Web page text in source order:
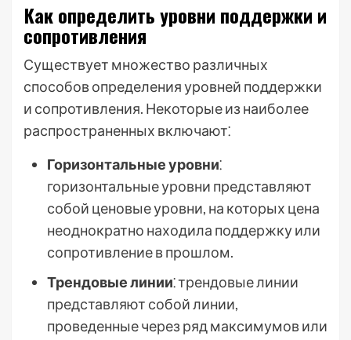
Как определить уровни поддержки и
сопротивления
Существует множество различных
способов определения уровней поддержки
и сопротивления. Некоторые из наиболее
распространенных включают⁚
Горизонтальные уровни⁚
горизонтальные уровни представляют
собой ценовые уровни, на которых цена
неоднократно находила поддержку или
сопротивление в прошлом.
Трендовые линии⁚ трендовые линии
представляют собой линии,
проведенные через ряд максимумов или